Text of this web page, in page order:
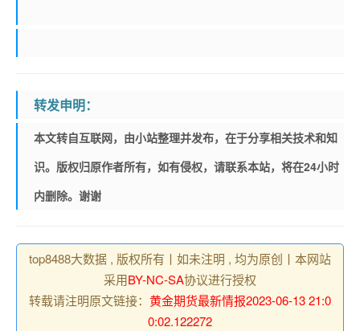
转发申明：
本文转自互联网，由小站整理并发布，在于分享相关技术和知
识。版权归原作者所有，如有侵权，请联系本站，将在24小时
内删除。谢谢
top8488大数据 , 版权所有丨如未注明 , 均为原创丨本网站
采用BY-NC-SA协议进行授权
转载请注明原文链接： 黄金期货最新情报2023-06-13 21:0
0:02.122272